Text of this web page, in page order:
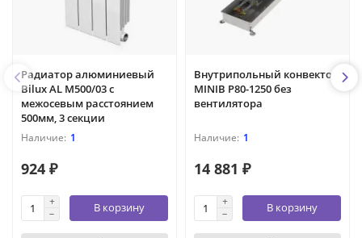
Радиатор алюминиевый
Bilux AL M500/03 с
межосевым расстоянием
500мм, 3 секции
1
924 ₽
В корзину
Внутрипольный конвектор
MINIB P80-1250 без
вентилятора
1
14 881 ₽
В корзину